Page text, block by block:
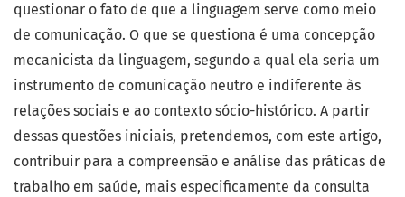
questionar o fato de que a linguagem serve como meio
de comunicação. O que se questiona é uma concepção
mecanicista da linguagem, segundo a qual ela seria um
instrumento de comunicação neutro e indiferente às
relações sociais e ao contexto sócio-histórico. A partir
dessas questões iniciais, pretendemos, com este artigo,
contribuir para a compreensão e análise das práticas de
trabalho em saúde, mais especificamente da consulta